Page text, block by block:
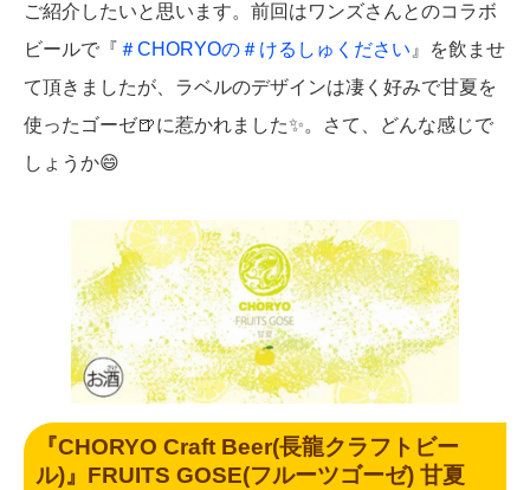
ご紹介したいと思います。前回はワンズさんとのコラボ
ビールで『 ＃CHORYOの＃けるしゅください 』を飲ませ
て頂きましたが、ラベルのデザインは凄く好みで甘夏を
使ったゴーゼ🍺に惹かれました✨。さて、どんな感じで
しょうか😄
『CHORYO Craft Beer(長龍クラフトビー
ル)』FRUITS GOSE(フルーツゴーゼ) 甘夏